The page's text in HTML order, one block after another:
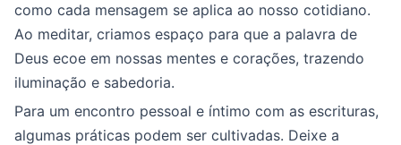
como cada mensagem se aplica ao nosso cotidiano.
Ao meditar, criamos espaço para que a palavra de
Deus ecoe em nossas mentes e corações, trazendo
iluminação e sabedoria.
Para um encontro pessoal e íntimo com as escrituras,
algumas práticas podem ser cultivadas. Deixe a